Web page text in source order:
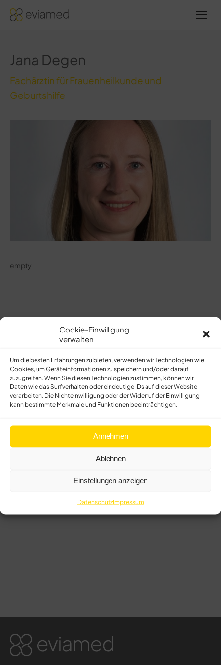
Cookie-Einwilligung
verwalten
Um die besten Erfahrungen zu bieten, verwenden wir Technologien wie
Cookies, um Geräteinformationen zu speichern und/oder darauf
zuzugreifen. Wenn Sie diesen Technologien zustimmen, können wir
Daten wie das Surfverhalten oder eindeutige IDs auf dieser Website
verarbeiten. Die Nichteinwilligung oder der Widerruf der Einwilligung
kann bestimmte Merkmale und Funktionen beeinträchtigen.
Annehmen
Ablehnen
Einstellungen anzeigen
DatenschutzImpressum
Jana Degen
Fachärztin für Frauenheilkunde und
Geburtshilfe
empty
Lebenslauf
empty